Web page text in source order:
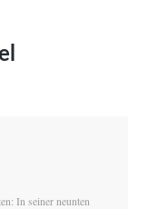
In seiner neunten